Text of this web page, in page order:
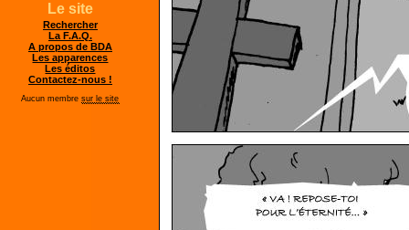
Le site
Rechercher
La F.A.Q.
A propos de BDA
Les apparences
Les éditos
Contactez-nous !
Aucun membresur le site